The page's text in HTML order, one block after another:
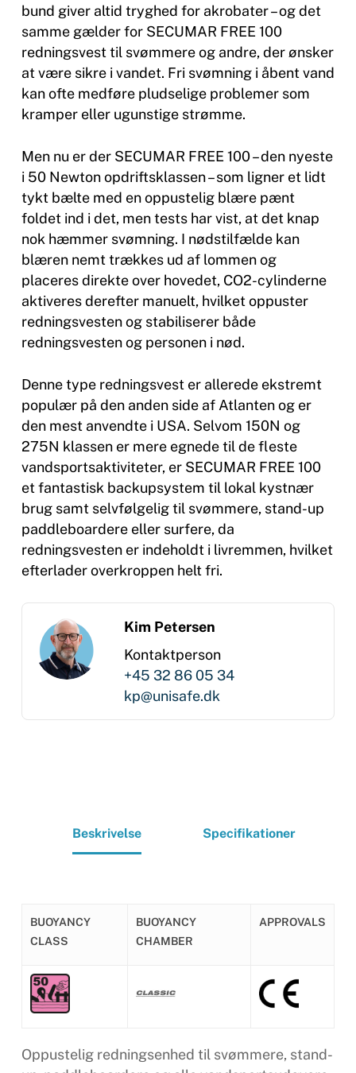
bund giver altid tryghed for akrobater – og det
samme gælder for SECUMAR FREE 100
redningsvest til svømmere og andre, der ønsker
at være sikre i vandet. Fri svømning i åbent vand
kan ofte medføre pludselige problemer som
kramper eller ugunstige strømme.
Men nu er der SECUMAR FREE 100 – den nyeste
i 50 Newton opdriftsklassen – som ligner et lidt
tykt bælte med en oppustelig blære pænt
foldet ind i det, men tests har vist, at det knap
nok hæmmer svømning. I nødstilfælde kan
blæren nemt trækkes ud af lommen og
placeres direkte over hovedet, CO2-cylinderne
aktiveres derefter manuelt, hvilket oppuster
redningsvesten og stabiliserer både
redningsvesten og personen i nød.
Denne type redningsvest er allerede ekstremt
populær på den anden side af Atlanten og er
den mest anvendte i USA. Selvom 150N og
275N klassen er mere egnede til de fleste
vandsportsaktiviteter, er SECUMAR FREE 100
et fantastisk backupsystem til lokal kystnær
brug samt selvfølgelig til svømmere, stand-up
paddleboardere eller surfere, da
redningsvesten er indeholdt i livremmen, hvilket
efterlader overkroppen helt fri.
Kim Petersen
Kontaktperson
+45 32 86 05 34
kp@unisafe.dk
Beskrivelse Specifikationer
BUOYANCY
CLASS
BUOYANCY
CHAMBER
APPROVALS
Oppustelig redningsenhed til svømmere, stand-